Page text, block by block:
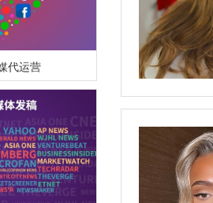
代运营